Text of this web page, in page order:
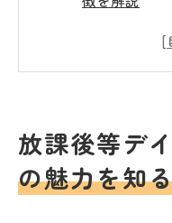
子どもの成
学びも安心も
の実際
放課後等デ
の魅力を知